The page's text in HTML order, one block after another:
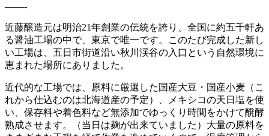
——-
近藤醸造元は明治21年創業の伝統を誇り、全国に約五千軒あ
る醤油工場の中で、東京で唯一です。このたび完成した新し
い工場は、五日市街道沿い秋川渓谷の入口という自然環境に
恵まれた場所にありました。
近代的な工場では、原料に厳選した国産大豆・国産小麦（こ
れから仕込むのは北海道産の予定）、メキシコの天日塩を使
い、保存料や着色料など無添加でゆっくり時間をかけて醗酵
熟成させます。（当日は麹が出来ていました）大量の原料を